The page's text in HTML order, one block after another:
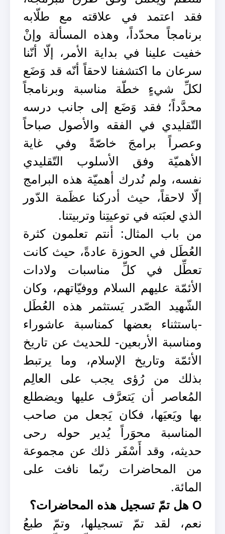
فقد اعتمد في علاقته مع طلّابه
برنامجاً محدّداً، وهذه المسألة وإنْ
خفيت علينا في بداية الأمر، إلّا أنّنا
سرعان ما اكتشفنا لاحقاً أنّه قد وَضَع
لكلِّ شيءٍ خطّة مناسبة وبرنامجاً
محدَّداً؛ فقد وَضَع إلى جانب درسه
التّقليدي في الفقه والأصول صباحاً
وعصراً برامجَ خاصّةً وفي غاية
الأهميّة وفق الأسلوب التّقليدي
نفسه، ولم نُدرك أهميّة هذه البرامج
إلّا لاحقاً، حيث أدركنا عظَمة الدّور
الذي لعبَته في توعيتِنا وتربيتنا.
من باب المثال: أنتم تعلمون كثرة
العُطَل في الحوزة عادةً، حيث كانت
تعطِّل في كلِّ مناسبات ولادات
الأئمّة عليهم السلام ووفيّاتهم، وكان
الشّهيد الصّدر يَستثمر هذه العُطَل
-باستثناء بعضها كمناسبة عاشوراء
ومناسبة الأربعين- للحديث عن تاريخ
الأئمّة وتاريخ الإسلام، وما يرتبط
بذلك من رُؤى يجب على العالِم
المُعاصر أن يَتعرَّف عليها ويضطلع
بها ويَعيَها، فكان يَجعل من صاحب
المناسبة محوَراً يُدير حوله رحى
حديثه، وقد أَسْفَر ذلك عن مجموعة
من المحاضرات ربّما نافت على
المائة.
O هل تمّ تسجيل هذه المحاضرات؟
نعم، لقد تمّ تسجيلها، وتمّ طبعُ